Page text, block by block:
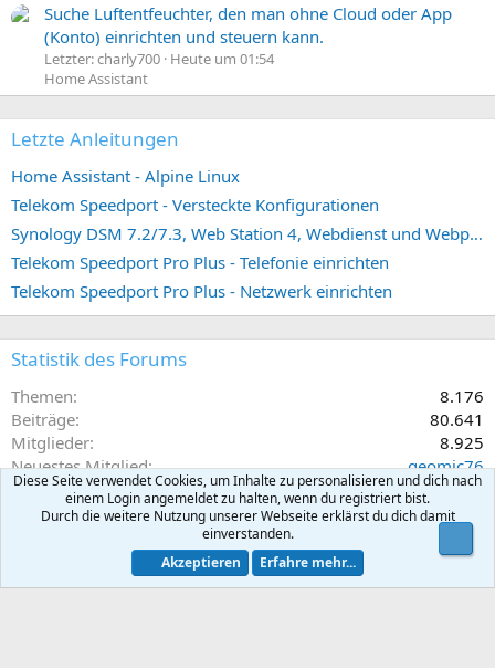
Suche Luftentfeuchter, den man ohne Cloud oder App
(Konto) einrichten und steuern kann.
Letzter: charly700 Heute um 01:54
Home Assistant
Letzte Anleitungen
Home Assistant - Alpine Linux
Telekom Speedport - Versteckte Konfigurationen
Synology DSM 7.2/7.3, Web Station 4, Webdienst und Webportal erstellen (ehemals vHost)
Telekom Speedport Pro Plus - Telefonie einrichten
Telekom Speedport Pro Plus - Netzwerk einrichten
Statistik des Forums
Themen
8.176
Beiträge
80.641
Mitglieder
8.925
Neuestes Mitglied
geomic76
Teilen
Diese Seite verwendet Cookies, um Inhalte zu personalisieren und dich nach
einem Login angemeldet zu halten, wenn du registriert bist.
Durch die weitere Nutzung unserer Webseite erklärst du dich damit
einverstanden.
Akzeptieren
Erfahre mehr...